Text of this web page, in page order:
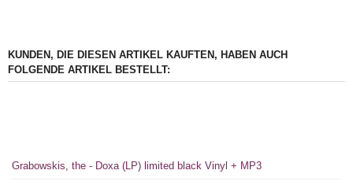
KUNDEN, DIE DIESEN ARTIKEL KAUFTEN, HABEN AUCH
FOLGENDE ARTIKEL BESTELLT:
Grabowskis, the - Doxa (LP) limited black Vinyl + MP3